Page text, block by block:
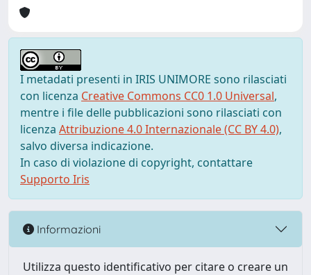
I metadati presenti in IRIS UNIMORE sono rilasciati
con licenza Creative Commons CC0 1.0 Universal,
mentre i file delle pubblicazioni sono rilasciati con
licenza Attribuzione 4.0 Internazionale (CC BY 4.0),
salvo diversa indicazione.
In caso di violazione di copyright, contattare
Supporto Iris
Informazioni
Utilizza questo identificativo per citare o creare un